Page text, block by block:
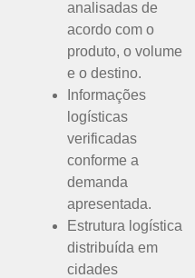
analisadas de
acordo com o
produto, o volume
e o destino.
Informações
logísticas
verificadas
conforme a
demanda
apresentada.
Estrutura logística
distribuída em
cidades